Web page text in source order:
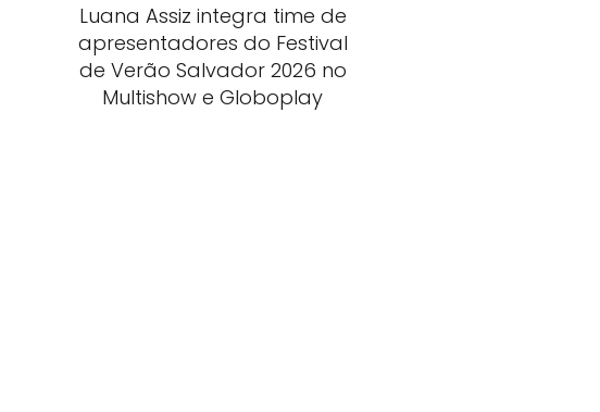
Luana Assiz integra time de
apresentadores do Festival
de Verão Salvador 2026 no
Multishow e Globoplay